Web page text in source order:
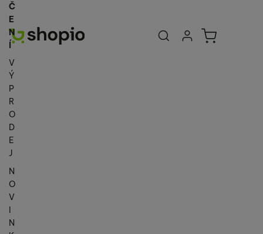
Uživatelská
Přihlásit se
Košík
Č
E
N
Í
V
Ý
P
R
O
D
E
J
N
O
V
I
N